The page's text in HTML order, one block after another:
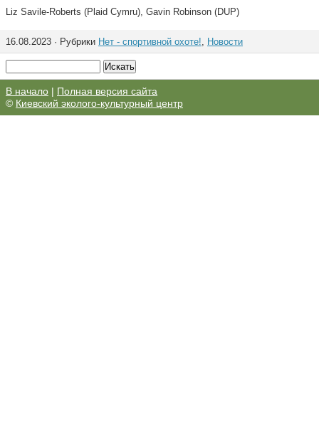
Liz Savile-Roberts (Plaid Cymru), Gavin Robinson (DUP)
16.08.2023 · Рубрики Нет - спортивной охоте!, Новости
В начало | Полная версия сайта
© Киевский эколого-культурный центр